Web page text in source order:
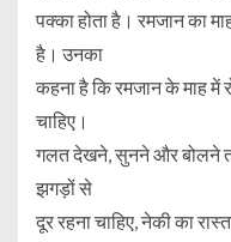
पक्का होता है। रमजान का
है। उनका
कहना है कि रमजान के माह में
चाहिए।
गलत देखने, सुनने और बोलने
झगड़ों से
दूर रहना चाहिए, नेकी का